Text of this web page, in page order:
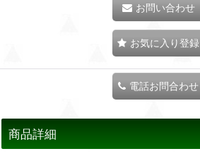
お問い合わせ
お気に入り登録
電話お問合わせ
商品詳細